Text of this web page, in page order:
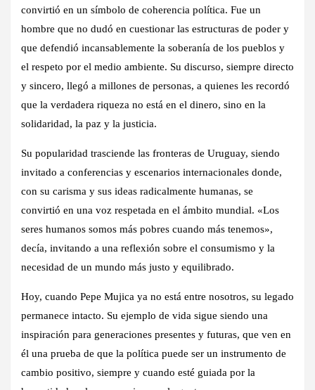
convirtió en un símbolo de coherencia política. Fue un
hombre que no dudó en cuestionar las estructuras de poder y
que defendió incansablemente la soberanía de los pueblos y
el respeto por el medio ambiente. Su discurso, siempre directo
y sincero, llegó a millones de personas, a quienes les recordó
que la verdadera riqueza no está en el dinero, sino en la
solidaridad, la paz y la justicia.
Su popularidad trasciende las fronteras de Uruguay, siendo
invitado a conferencias y escenarios internacionales donde,
con su carisma y sus ideas radicalmente humanas, se
convirtió en una voz respetada en el ámbito mundial. «Los
seres humanos somos más pobres cuando más tenemos»,
decía, invitando a una reflexión sobre el consumismo y la
necesidad de un mundo más justo y equilibrado.
Hoy, cuando Pepe Mujica ya no está entre nosotros, su legado
permanece intacto. Su ejemplo de vida sigue siendo una
inspiración para generaciones presentes y futuras, que ven en
él una prueba de que la política puede ser un instrumento de
cambio positivo, siempre y cuando esté guiada por la